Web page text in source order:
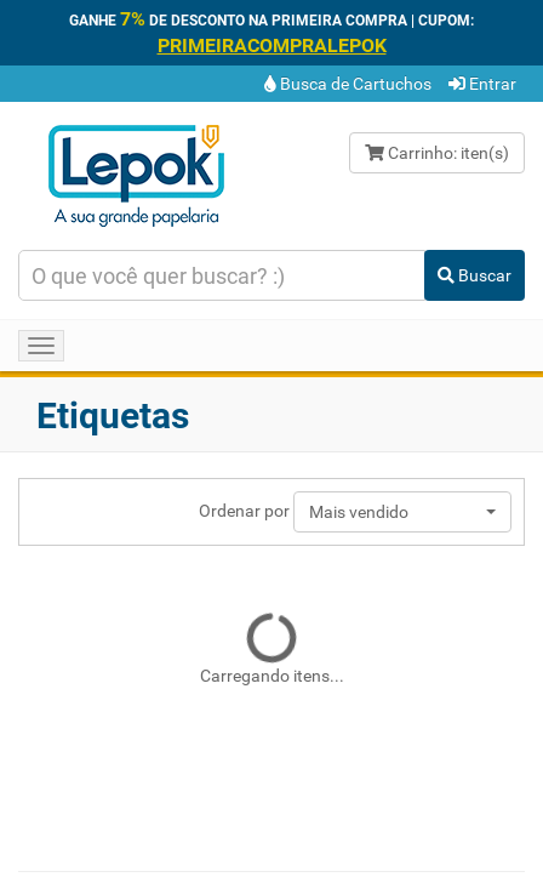
GANHE 7% DE DESCONTO NA PRIMEIRA COMPRA | CUPOM:
PRIMEIRACOMPRALEPOK
Busca de Cartuchos Entrar
Carrinho: iten(s)
Buscar
Toggle
navigation
Etiquetas
Ordenar por Mais vendido
Carregando itens...